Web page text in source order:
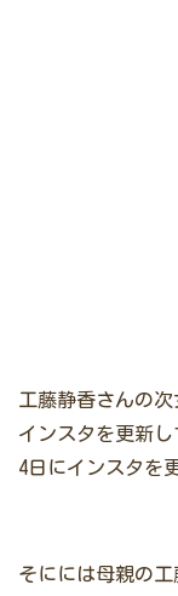
工藤静香さんの
インスタを更新し
4日にインスタを
そにには母親の